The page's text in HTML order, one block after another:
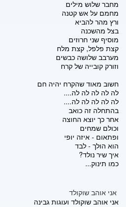
מחבר שלוש מילים
מחמם על אש קטנה
ורץ מהר להביא
בצל מהשכנה
מוסיף שני חרוזים
קצת פלפל, קצת מלח
מערבב שלושה כבשים
וזורק קובייה של קרח
חשוב מאוד שהקרח יהיה חם
לה לה לה לה לה....
לה לה לה לה לה....
בהתחלה זה כואב
אחר כך יוצא החוצה
וכולם שמחים
ופתאום - איזה יופי
הוא הולך - לבד
איך שיר נולד?
כמו תינוק...
אני אוהב שוקולד
אני אוהב שוקולד ועוגות גבינה